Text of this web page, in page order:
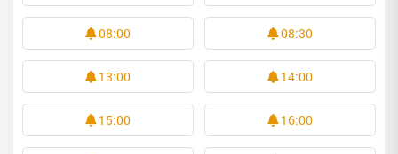
08:00 08:30
13:00 14:00
15:00 16:00